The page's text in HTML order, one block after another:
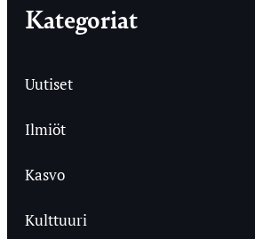
Kategoriat
Uutiset
Ilmiöt
Kasvo
Kulttuuri